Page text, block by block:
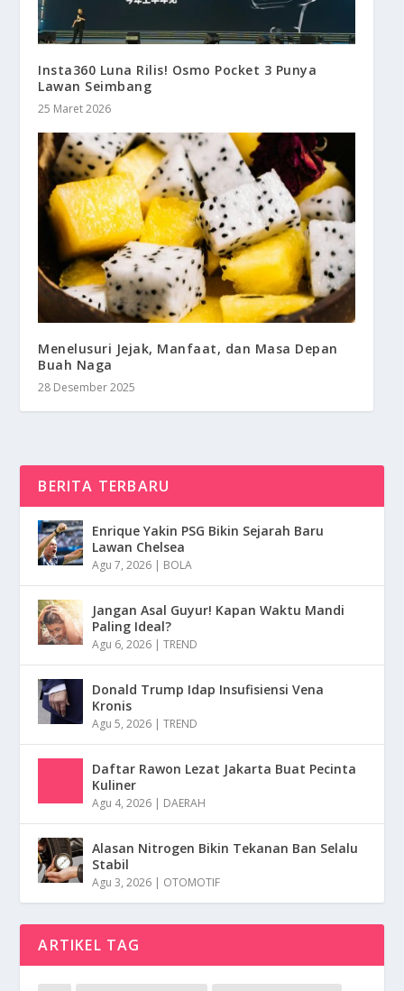
Insta360 Luna Rilis! Osmo Pocket 3 Punya
Lawan Seimbang
25 Maret 2026
Menelusuri Jejak, Manfaat, dan Masa Depan
Buah Naga
28 Desember 2025
BERITA TERBARU
Enrique Yakin PSG Bikin Sejarah Baru
Lawan Chelsea
Agu 7, 2026 | BOLA
Jangan Asal Guyur! Kapan Waktu Mandi
Paling Ideal?
Agu 6, 2026 |TREND
Donald Trump Idap Insufisiensi Vena
Kronis
Agu 5, 2026 |TREND
Daftar Rawon Lezat Jakarta Buat Pecinta
Kuliner
Agu 4, 2026 | DAERAH
Alasan Nitrogen Bikin Tekanan Ban Selalu
Stabil
Agu 3, 2026 | OTOMOTIF
ARTIKEL TAG